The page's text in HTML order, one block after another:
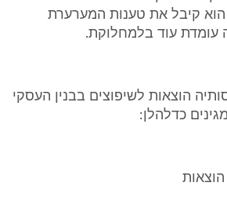
קיבל את טענות המערערת
עומדת עוד בלמחלוקת.
הוצאות לשיפוצים בבנין העסקי
כדלהלן: